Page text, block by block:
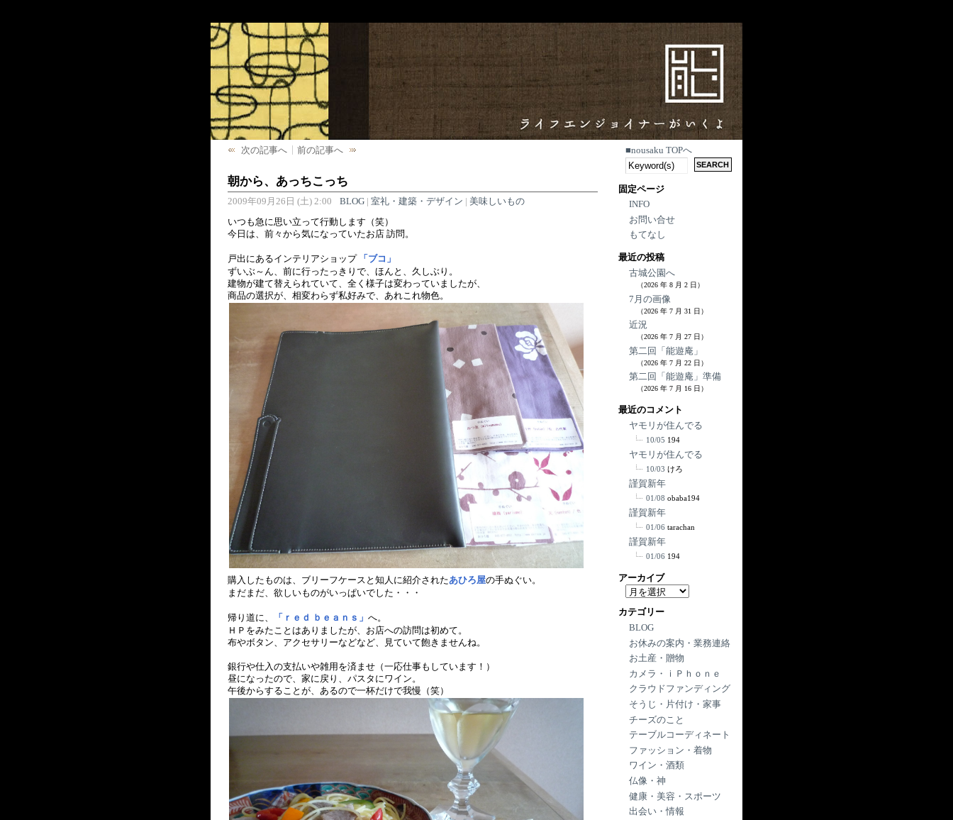
次の記事へ 前の記事へ
朝から、あっちこっち
2009年09月26日 (土) 2:00 BLOG| 室礼・建築・デザイン | 美味しいもの
いつも急に思い立って行動します（笑）
今日は、前々から気になっていたお店 訪問。
戸出にあるインテリアショップ 「ブコ」
ずいぶ～ん、前に行ったっきりで、ほんと、久しぶり。
建物が建て替えられていて、全く様子は変わっていましたが、
商品の選択が、相変わらず私好みで、あれこれ物色。
購入したものは、ブリーフケースと知人に紹介されたあひろ屋の手ぬぐい。
まだまだ、欲しいものがいっぱいでした・・・
帰り道に、 「ｒｅｄ ｂｅａｎｓ」 へ。
ＨＰをみたことはありましたが、お店への訪問は初めて。
布やボタン、アクセサリーなどなど、見ていて飽きませんね。
銀行や仕入の支払いや雑用を済ませ（一応仕事もしています！）
昼になったので、家に戻り、パスタにワイン。
午後からすることが、あるので一杯だけで我慢（笑）
■nousaku TOPへ
固定ページ
INFO
お問い合せ
もてなし
最近の投稿
古城公園へ
（2026 年 8 月 2 日）
7月の画像
（2026 年 7 月 31 日）
近況
（2026 年 7 月 27 日）
第二回「能遊庵」
（2026 年 7 月 22 日）
第二回「能遊庵」準備
（2026 年 7 月 16 日）
最近のコメント
ヤモリが住んでる
10/05 194
ヤモリが住んでる
10/03 けろ
謹賀新年
01/08 obaba194
謹賀新年
01/06 tarachan
謹賀新年
01/06 194
アーカイブ
ア
カ
イ
ブ
カテゴリー
BLOG
お休みの案内・業務連絡
お土産・贈物
カメラ・ｉＰｈｏｎｅ
クラウドファンディング
そうじ・片付け・家事
チーズのこと
テーブルコーディネート
ファッション・着物
ワイン・酒類
仏像・神
健康・美容・スポーツ
出会い・情報